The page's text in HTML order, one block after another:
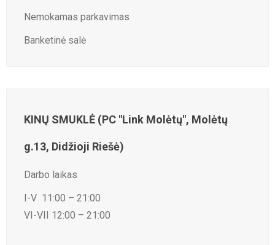
Nemokamas parkavimas
Banketinė salė
KINŲ SMUKLĖ (PC "Link Molėtų", Molėtų
g.13, Didžioji Riešė)
Darbo laikas
I-V 11:00 – 21:00
VI-VII 12:00 – 21:00